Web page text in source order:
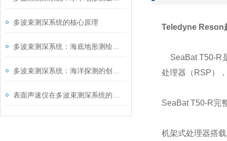
多波束测深系统的核心原理
Teledyne Reson
SeaBat T50-R
处理器（RSP）
SeaBat T50-R完
机架式处理器搭